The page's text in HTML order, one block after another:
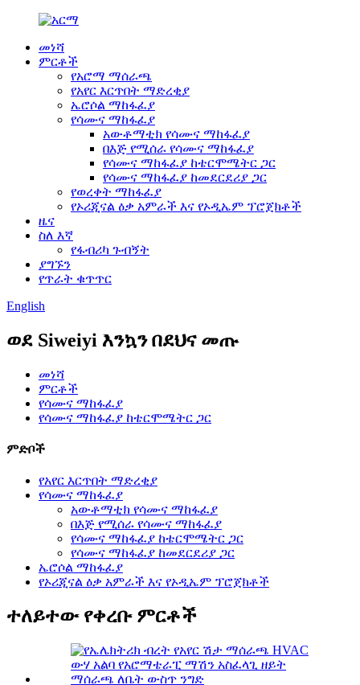
መነሻ
ምርቶች
የአሮማ ማሰራጫ
የአየር እርጥበት ማድረቂያ
ኤሮሶል ማከፋፈያ
የሳሙና ማከፋፈያ
አውቶማቲክ የሳሙና ማከፋፈያ
በእጅ የሚሰራ የሳሙና ማከፋፈያ
የሳሙና ማከፋፈያ ከቴርሞሜትር ጋር
የሳሙና ማከፋፈያ ከመደርደሪያ ጋር
የወረቀት ማከፋፈያ
የኦሪጂናል ዕቃ አምራች እና የኦዲኤም ፕሮጀክቶች
ዜና
ስለ እኛ
የፋብሪካ ጉብኝት
ያግኙን
የጥራት ቁጥጥር
English
ወደ Siweiyi እንኳን በደህና መጡ
መነሻ
ምርቶች
የሳሙና ማከፋፈያ
የሳሙና ማከፋፈያ ከቴርሞሜትር ጋር
ምድቦች
የአየር እርጥበት ማድረቂያ
የሳሙና ማከፋፈያ
አውቶማቲክ የሳሙና ማከፋፈያ
በእጅ የሚሰራ የሳሙና ማከፋፈያ
የሳሙና ማከፋፈያ ከቴርሞሜትር ጋር
የሳሙና ማከፋፈያ ከመደርደሪያ ጋር
ኤሮሶል ማከፋፈያ
የኦሪጂናል ዕቃ አምራች እና የኦዲኤም ፕሮጀክቶች
ተለይተው የቀረቡ ምርቶች